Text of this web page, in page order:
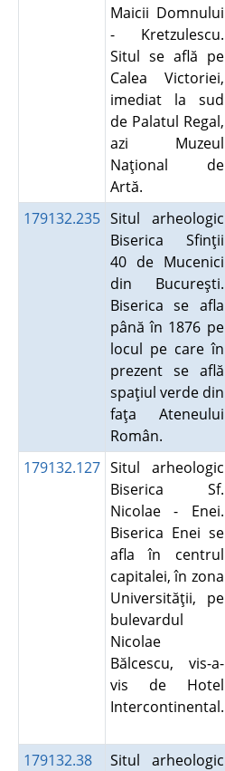
Maicii Domnului
- Kretzulescu.
Situl se află pe
Calea Victoriei,
imediat la sud
de Palatul Regal,
azi Muzeul
Naţional de
Artă.
179132.235 Situl arheologic
Biserica Sfinţii
40 de Mucenici
din Bucureşti.
Biserica se afla
până în 1876 pe
locul pe care în
prezent se află
spaţiul verde din
faţa Ateneului
Român.
179132.127 Situl arheologic
Biserica Sf.
Nicolae - Enei.
Biserica Enei se
afla în centrul
capitalei, în zona
Universităţii, pe
bulevardul
Nicolae
Bălcescu, vis-a-
vis de Hotel
Intercontinental.
179132.38
Situl arheologic